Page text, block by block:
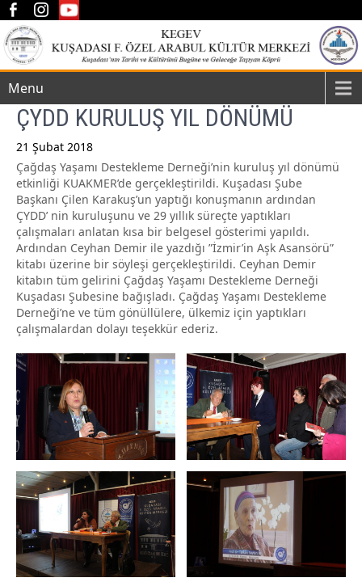
Menu
ÇYDD KURULUŞ YIL DÖNÜMÜ
21 Şubat 2018
Çağdaş Yaşamı Destekleme Derneği’nin kuruluş yıl dönümü
etkinliği KUAKMER’de gerçekleştirildi. Kuşadası Şube
Başkanı Çilen Karakuş’un yaptığı konuşmanın ardından
ÇYDD’ nin kuruluşunu ve 29 yıllık süreçte yaptıkları
çalışmaları anlatan kısa bir belgesel gösterimi yapıldı.
Ardından Ceyhan Demir ile yazdığı ”İzmir’in Aşk Asansörü”
kitabı üzerine bir söyleşi gerçekleştirildi. Ceyhan Demir
kitabın tüm gelirini Çağdaş Yaşamı Destekleme Derneği
Kuşadası Şubesine bağışladı. Çağdaş Yaşamı Destekleme
Derneği’ne ve tüm gönüllülere, ülkemiz için yaptıkları
çalışmalardan dolayı teşekkür ederiz.
Post
navigation